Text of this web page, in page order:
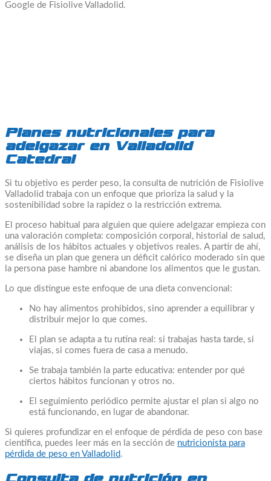
Google de Fisiolive Valladolid.
Planes nutricionales para
adelgazar en Valladolid
Catedral
Si tu objetivo es perder peso, la consulta de nutrición de Fisiolive
Valladolid trabaja con un enfoque que prioriza la salud y la
sostenibilidad sobre la rapidez o la restricción extrema.
El proceso habitual para alguien que quiere adelgazar empieza con
una valoración completa: composición corporal, historial de salud,
análisis de los hábitos actuales y objetivos reales. A partir de ahí,
se diseña un plan que genera un déficit calórico moderado sin que
la persona pase hambre ni abandone los alimentos que le gustan.
Lo que distingue este enfoque de una dieta convencional:
No hay alimentos prohibidos, sino aprender a equilibrar y
distribuir mejor lo que comes.
El plan se adapta a tu rutina real: si trabajas hasta tarde, si
viajas, si comes fuera de casa a menudo.
Se trabaja también la parte educativa: entender por qué
ciertos hábitos funcionan y otros no.
El seguimiento periódico permite ajustar el plan si algo no
está funcionando, en lugar de abandonar.
Si quieres profundizar en el enfoque de pérdida de peso con base
científica, puedes leer más en la sección de nutricionista para
pérdida de peso en Valladolid.